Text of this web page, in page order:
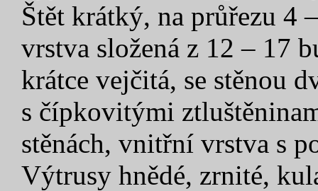
Štět krátký, na průřezu 4
vrstva složená z 12 – 17
krátce vejčitá, se stěnou
s čípkovitými
stěnách, vnitřní vrstva s
Výtrusy hnědé, zrnité,